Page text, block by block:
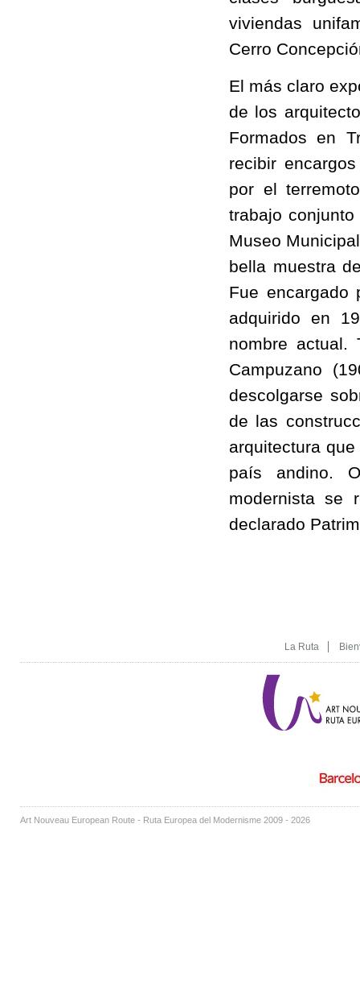
viviendas
Cerro
El más claro
de los
Formados en
recibir
por el
trabajo
Museo
bella muestra
Fue encargado
adquirido en
nombre actual.
Campuzano
descolgarse
de las
arquitectura
país andino.
modernista se
declarado
La Ruta
Art Nouveau European Route - Ruta Europea del Modernisme 2009 - 2026